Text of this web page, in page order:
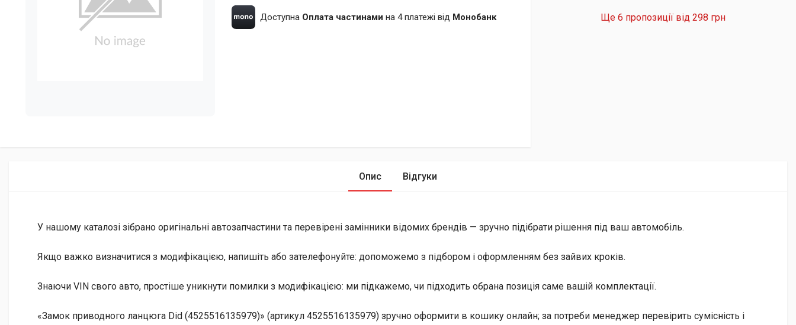
Доступна Оплата частинами на 4 платежі від Монобанк Ще 6 пропозиції від298 грн
Опис Відгуки
У нашому каталозі зібрано оригінальні автозапчастини та перевірені замінники відомих брендів — зручно підібрати рішення під ваш автомобіль.
Якщо важко визначитися з модифікацією, напишіть або зателефонуйте: допоможемо з підбором і оформленням без зайвих кроків.
Знаючи VIN свого авто, простіше уникнути помилки з модифікацією: ми підкажемо, чи підходить обрана позиція саме вашій комплектації.
«Замок приводного ланцюга Did (4525516135979)» (артикул 4525516135979) зручно оформити в кошику онлайн; за потреби менеджер перевірить сумісність і